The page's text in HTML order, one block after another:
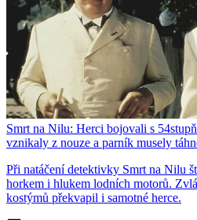
Smrt na Nilu: Herci bojovali s
vznikaly z nouze a parník musely
Při natáčení detektivky Smrt na Nilu
horkem i hlukem lodních motorů.
kostýmů překvapil i samotné herce.